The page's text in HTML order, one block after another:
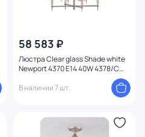
58 583 ₽
Люстра Clear glass Shade white
Newport 4370 E14 40W 4378/C
В наличии 7 шт.